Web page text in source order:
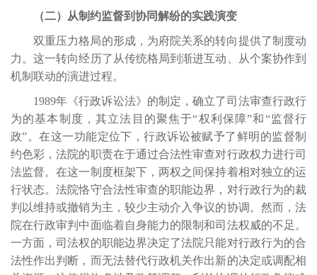
（二）从制约监督到协同解纷的实践演变
双重压力格局的形成，为府院关系的转向提供了制度动
力。这一转向经历了从传统格局到渐进互动、从个案协作到
机制联动的演进过程。
1989年《行政诉讼法》的制定，确立了司法审查行政行
为的基本制度，其立法目的聚焦于“权利保障”和“监督行
政”。在这一功能定位下，行政诉讼被赋予了鲜明的监督制
约色彩，法院的职责在于通过合法性审查对行政权力进行司
法监督。在这一制度框架下，两权之间保持着相对独立的运
行状态。法院恪守合法性审查的职能边界，对行政行为的裁
判以维持或撤销为主，较少主动介入争议的协调。然而，法
院在行政审判中面临着自身能力的限制和司法权威的不足。
一方面，司法权的职能边界决定了法院只能对行政行为的合
法性作出判断，而无法替代行政机关作出新的决定或调配相